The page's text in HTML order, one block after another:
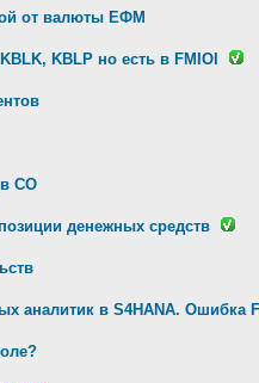
от валюты ЕФМ
KBLP но есть в FMIOI
CO
денежных средств
аналитик в S4HANA. Ошибка